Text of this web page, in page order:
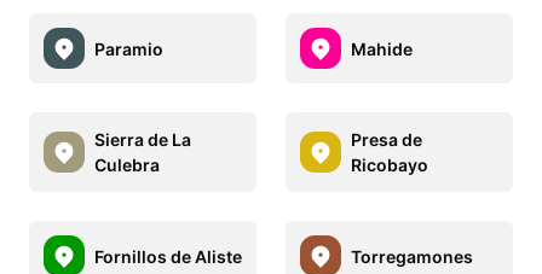
Paramio Mahide
Sierra de La
Culebra
Presa de
Ricobayo
Fornillos de Aliste Torregamones